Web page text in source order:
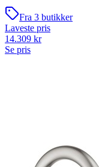
Fra 3 butikker
Laveste pris
14.309 kr
Se pris